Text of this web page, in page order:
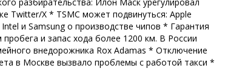
Twitter/X * TSMC может подвинуться: Apple
и Samsung о производстве чипов * Гарантия
пробега и запас хода более 1200 км. В России
внедорожника Rox Adamas * Отключение
в Москве вызвало проблемы с работой такси *